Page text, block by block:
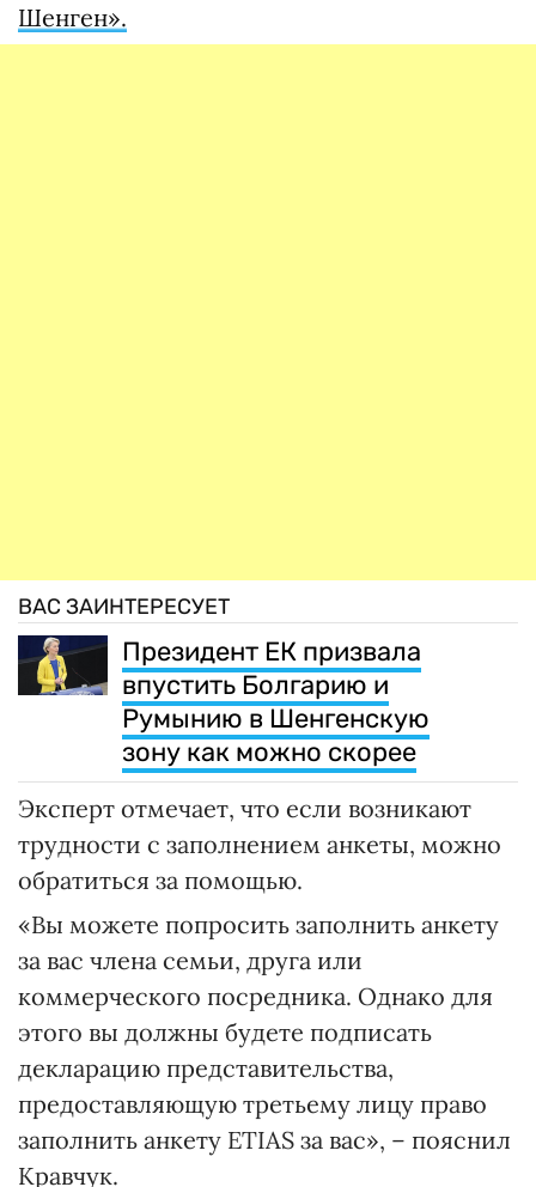
Шенген».
ВАС ЗАИНТЕРЕСУЕТ
Президент ЕК призвала
впустить Болгарию и
Румынию в Шенгенскую
зону как можно скорее
Эксперт отмечает, что если возникают
трудности с заполнением анкеты, можно
обратиться за помощью.
«Вы можете попросить заполнить анкету
за вас члена семьи, друга или
коммерческого посредника. Однако для
этого вы должны будете подписать
декларацию представительства,
предоставляющую третьему лицу право
заполнить анкету ETIAS за вас», – пояснил
Кравчук.